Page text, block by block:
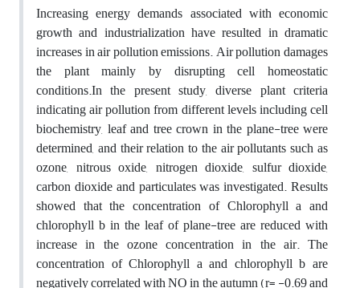
Increasing energy demands associated with economic
growth and industrialization have resulted in dramatic
increases in air pollution emissions. Air pollution damages
the plant mainly by disrupting cell homeostatic
conditions.In the present study, diverse plant criteria
indicating air pollution from different levels including cell
biochemistry, leaf and tree crown in the plane-tree were
determined, and their relation to the air pollutants such as
ozone, nitrous oxide, nitrogen dioxide, sulfur dioxide,
carbon dioxide and particulates was investigated. Results
showed that the concentration of Chlorophyll a and
chlorophyll b in the leaf of plane-tree are reduced with
increase in the ozone concentration in the air. The
concentration of Chlorophyll a and chlorophyll b are
negatively correlated with NO in the autumn (r= -0.69 and